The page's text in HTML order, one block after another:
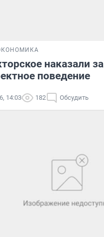
наказали за
поведение
14:03 182 Обсудить